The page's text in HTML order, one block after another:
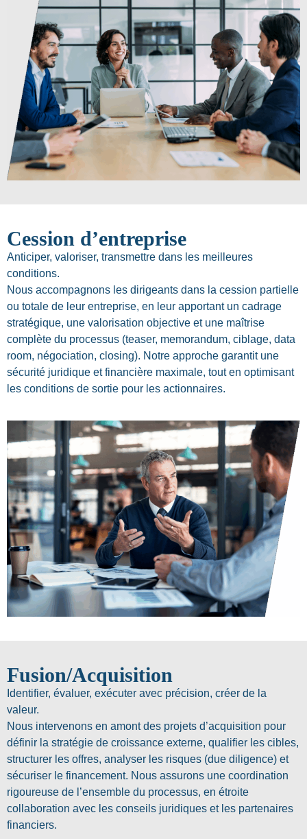
Cession d’entreprise
Anticiper, valoriser, transmettre dans les meilleures
conditions.
Nous accompagnons les dirigeants dans la cession partielle
ou totale de leur entreprise, en leur apportant un cadrage
stratégique, une valorisation objective et une maîtrise
complète du processus (teaser, memorandum, ciblage, data
room, négociation, closing). Notre approche garantit une
sécurité juridique et financière maximale, tout en optimisant
les conditions de sortie pour les actionnaires.
Fusion/Acquisition
Identifier, évaluer, exécuter avec précision, créer de la
valeur.
Nous intervenons en amont des projets d’acquisition pour
définir la stratégie de croissance externe, qualifier les cibles,
structurer les offres, analyser les risques (due diligence) et
sécuriser le financement. Nous assurons une coordination
rigoureuse de l’ensemble du processus, en étroite
collaboration avec les conseils juridiques et les partenaires
financiers.